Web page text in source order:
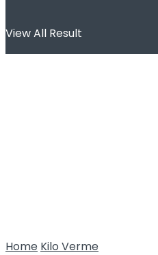
View All Result
Home Kilo Verme